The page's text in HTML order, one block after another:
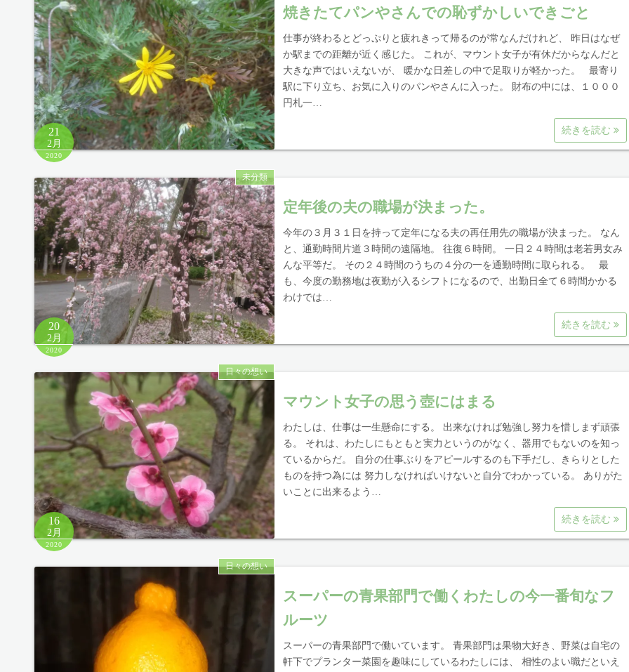
21
2月
2020
焼きたてパンやさんでの恥ずかしいできごと
仕事が終わるとどっぷりと疲れきって帰るのが常なんだけれど、 昨日はなぜ
か駅までの距離が近く感じた。 これが、マウント女子が有休だからなんだと
大きな声ではいえないが、 暖かな日差しの中で足取りが軽かった。 最寄り
駅に下り立ち、お気に入りのパンやさんに入った。 財布の中には、１０００
円札一…
続きを読む
未分類
20
2月
2020
定年後の夫の職場が決まった。
今年の３月３１日を持って定年になる夫の再任用先の職場が決まった。 なん
と、通勤時間片道３時間の遠隔地。 往復６時間。 一日２４時間は老若男女み
んな平等だ。 その２４時間のうちの４分の一を通勤時間に取られる。 最
も、今度の勤務地は夜勤が入るシフトになるので、出勤日全て６時間かかる
わけでは…
続きを読む
日々の想い
16
2月
2020
マウント女子の思う壺にはまる
わたしは、仕事は一生懸命にする。 出来なければ勉強し努力を惜しまず頑張
る。 それは、わたしにもともと実力というのがなく、器用でもないのを知っ
ているからだ。 自分の仕事ぶりをアピールするのも下手だし、きらりとした
ものを持つ為には 努力しなければいけないと自分でわかっている。 ありがた
いことに出来るよう…
続きを読む
日々の想い
スーパーの青果部門で働くわたしの今一番旬なフ
ルーツ
スーパーの青果部門で働いています。 青果部門は果物大好き、野菜は自宅の
軒下でプランター菜園を趣味にしているわたしには、 相性のよい職だといえ